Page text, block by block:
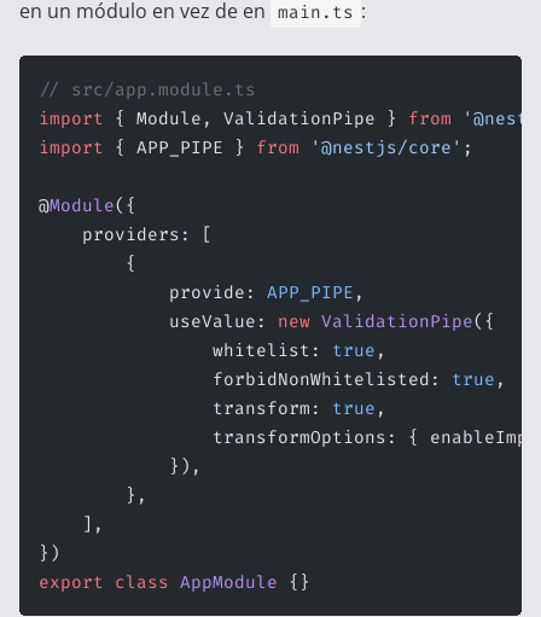
en un módulo en vez de en main.ts :
// src/app.module.ts
import { Module, ValidationPipe } from
import { APP_PIPE } from '@nestjs/core' ;
@Module({
    providers: [
        {
            provide:
APP_PIPE ,
            useValue:
new ValidationPipe({
                whitelist:
true ,
                forbidNonWhitelisted:
true ,
                transform:
true ,
transformOptions: {
            }),
        },
    ],
})
export class AppModule {}